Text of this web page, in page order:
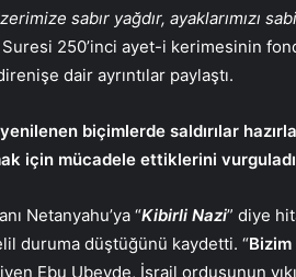
sabır yağdır, ayaklarımızı
Suresi 250’inci ayet-i kerimesinin
dair ayrıntılar paylaştı.
yenilenen biçimlerde saldırılar
için mücadele ettiklerini
Netanyahu’ya “Kibirli Nazi” diye
duruma düştüğünü kaydetti. “Bizim
Ebu Ubeyde, İsrail ordusunun